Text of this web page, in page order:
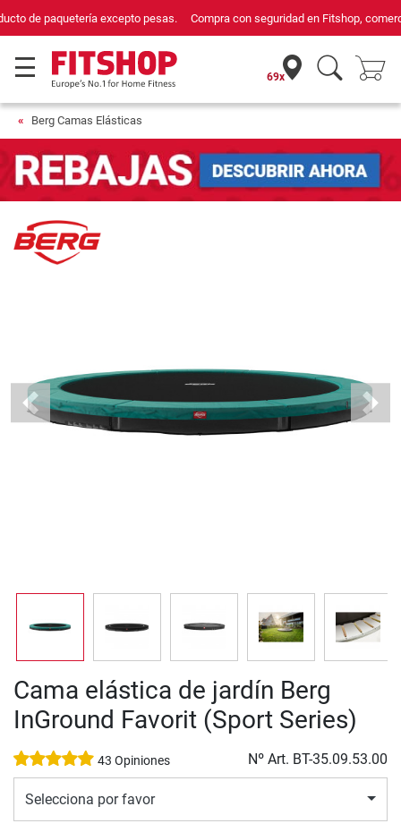
Compra con seguridad en Fitshop, comercio con sello de Confianza Online.
69x
Berg Camas Elásticas
Previous Next
Cama elástica de jardín Berg
InGround Favorit (Sport Series)
43 Opiniones Nº Art. BT-35.09.53.00
Selecciona por favor